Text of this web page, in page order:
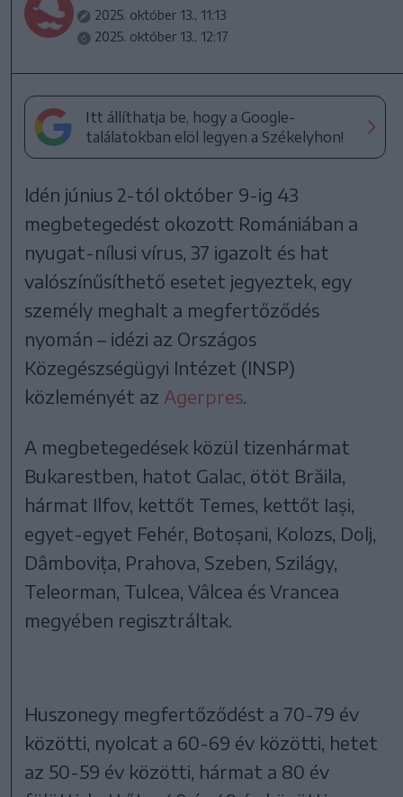
2025. október 13., 11:13
2025. október 13., 12:17
Itt állíthatja be, hogy a Google-
találatokban elöl legyen a Székelyhon!
Idén június 2-tól október 9-ig 43
megbetegedést okozott Romániában a
nyugat-nílusi vírus, 37 igazolt és hat
valószínűsíthető esetet jegyeztek, egy
személy meghalt a megfertőződés
nyomán – idézi az Országos
Közegészségügyi Intézet (INSP)
közleményét az Agerpres
A megbetegedések közül tizenhármat
Bukarestben, hatot Galac, ötöt Brăila,
hármat Ilfov, kettőt Temes, kettőt Iași,
egyet-egyet Fehér, Botoșani, Kolozs, Dolj,
Dâmbovița, Prahova, Szeben, Szilágy,
Teleorman, Tulcea, Vâlcea és Vrancea
megyében regisztráltak.
Huszonegy megfertőződést a 70-79 év
közötti, nyolcat a 60-69 év közötti, hetet
az 50-59 év közötti, hármat a 80 év